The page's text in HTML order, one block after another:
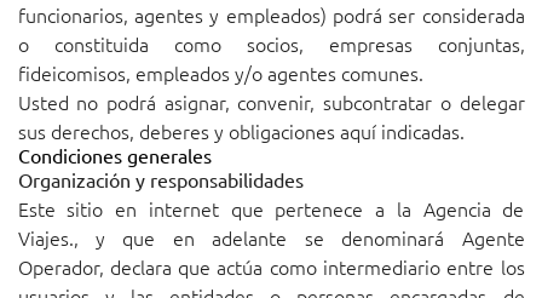
funcionarios, agentes y empleados) podrá ser considerada
o constituida como socios, empresas conjuntas,
fideicomisos, empleados y/o agentes comunes.
Usted no podrá asignar, convenir, subcontratar o delegar
sus derechos, deberes y obligaciones aquí indicadas.
Condiciones generales
Organización y responsabilidades
Este sitio en internet que pertenece a la Agencia de
Viajes., y que en adelante se denominará Agente
Operador, declara que actúa como intermediario entre los